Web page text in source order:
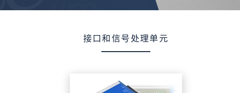
接口和信号处理单元